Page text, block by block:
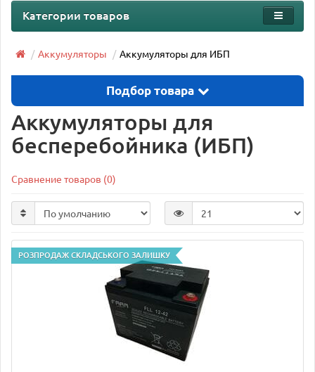
Категории товаров
Аккумуляторы Аккумуляторы для ИБП
Подбор товара
Аккумуляторы для
бесперебойника (ИБП)
Сравнение товаров (0)
РОЗПРОДАЖ СКЛАДСЬКОГО ЗАЛИШКУ